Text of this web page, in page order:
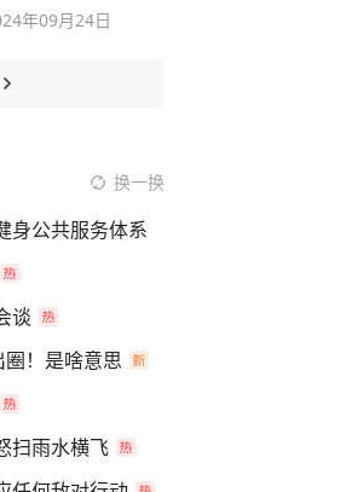
年09月24日
换一换
身公共服务体系
谈
！是啥意思
扫雨水横飞